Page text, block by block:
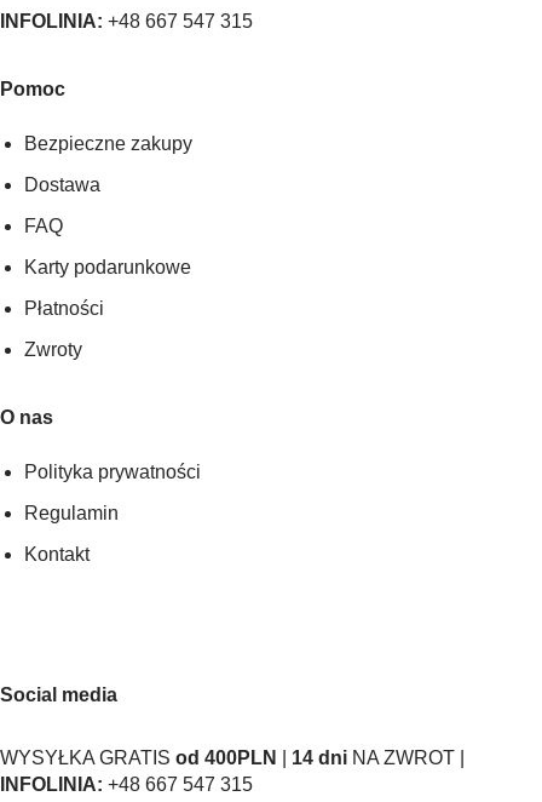
INFOLINIA: +48 667 547 315
Pomoc
Bezpieczne zakupy
Dostawa
FAQ
Karty podarunkowe
Płatności
Zwroty
O nas
Polityka prywatności
Regulamin
Kontakt
Social media
WYSYŁKA GRATIS od 400PLN 14 dni NA ZWROT |
INFOLINIA: +48 667 547 315